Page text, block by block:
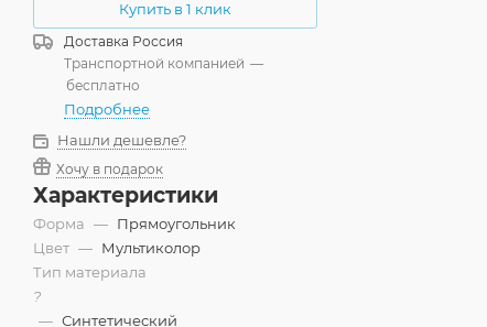
Купить в 1 клик
Доставка Россия
Транспортной компанией —
бесплатно
Подробнее
Нашли дешевле?
Хочу в подарок
Характеристики
Форма — Прямоугольник
Цвет — Мультиколор
Тип материала
?
— Синтетический